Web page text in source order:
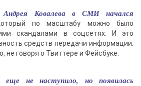
Андрея Ковалева в СМИ начался
по масштабу можно было
скандалами в соцсетях. И это
средств передачи информации:
не говоря о Твиттере и Фейсбуке.
не наступило, но появилась